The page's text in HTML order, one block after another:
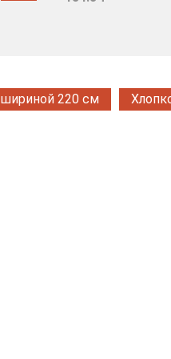
220 см